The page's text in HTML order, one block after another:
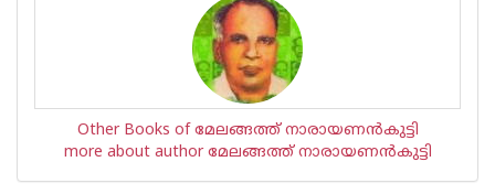
Other Books of മേലങ്ങത്ത് നാരായണന്‍കുട്ടി
more about author മേലങ്ങത്ത് നാരായണന്‍കുട്ടി